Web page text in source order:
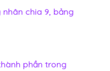
nhân chia 9, bảng
phần trong